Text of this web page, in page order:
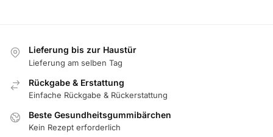
Lieferung bis zur Haustür
Lieferung am selben Tag
Rückgabe & Erstattung
Einfache Rückgabe & Rückerstattung
Beste Gesundheitsgummibärchen
Kein Rezept erforderlich